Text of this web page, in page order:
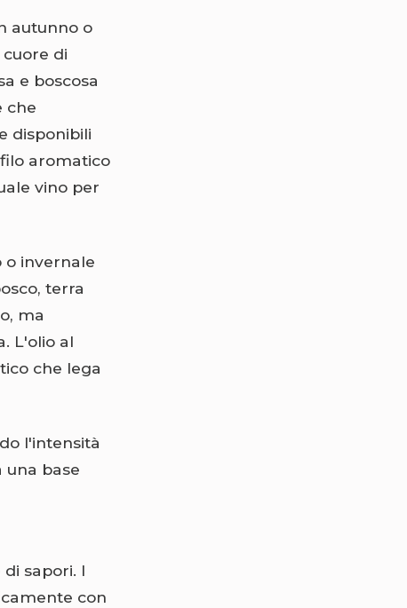
autunno o
di
e boscosa
che
disponibili
aromatico
vino per
o invernale
terra
ma
L'olio al
che lega
l'intensità
una base
sapori. I
con